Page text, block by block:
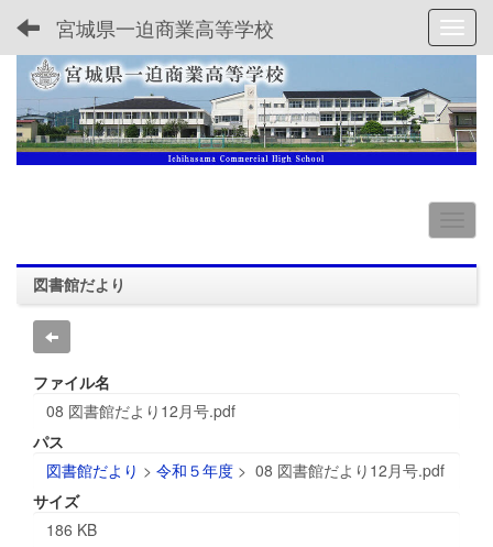
宮城県一迫商業高等学校
図書館だより
ファイル名
08 図書館だより12月号.pdf
パス
図書館だより > 令和５年度 > 08 図書館だより12月号.pdf
サイズ
186 KB